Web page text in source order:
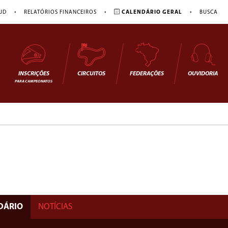
• RELATÓRIOS FINANCEIROS • CALENDÁRIO GERAL • BUSCA
INSCRIÇÕES
PARA CAMPEONATOS
CIRCUITOS FEDERAÇÕES OUVIDORIA
NOTÍCIAS